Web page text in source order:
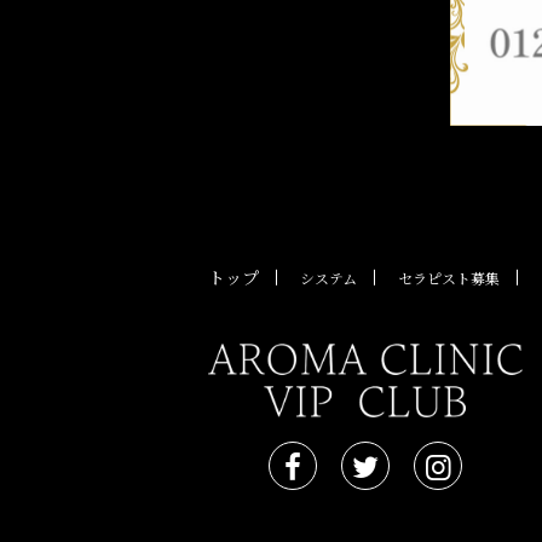
トップ システム セラピスト募集